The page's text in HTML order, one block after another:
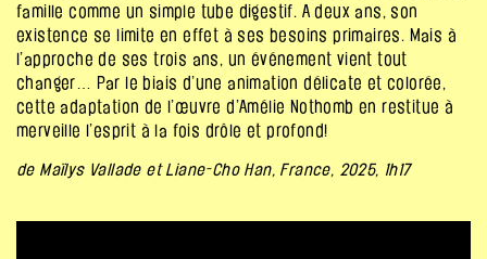
famille comme un simple tube digestif. A deux ans, son
existence se limite en effet à ses besoins primaires. Mais à
l’approche de ses trois ans, un événement vient tout
changer… Par le biais d’une animation délicate et colorée,
cette adaptation de l’œuvre d’Amélie Nothomb en restitue à
merveille l’esprit à la fois drôle et profond!
de Maïlys Vallade et Liane-Cho Han, France, 2025, 1h17